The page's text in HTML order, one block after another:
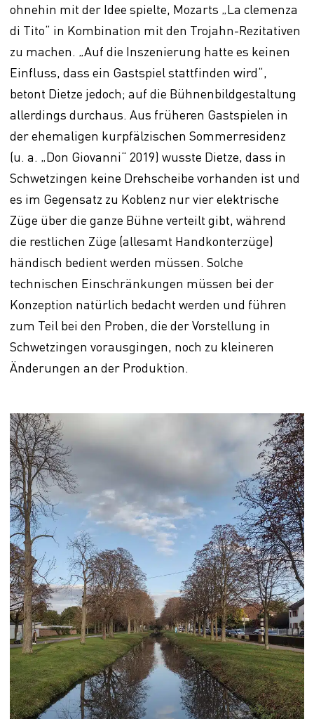
ohnehin mit der Idee spielte, Mozarts „La clemenza
di Tito“ in Kombination mit den Trojahn-Rezitativen
zu machen. „Auf die Inszenierung hatte es keinen
Einfluss, dass ein Gastspiel stattfinden wird“,
betont Dietze jedoch; auf die Bühnenbildgestaltung
allerdings durchaus. Aus früheren Gastspielen in
der ehemaligen kurpfälzischen Sommerresidenz
(u. a. „Don Giovanni“ 2019) wusste Dietze, dass in
Schwetzingen keine Drehscheibe vorhanden ist und
es im Gegensatz zu Koblenz nur vier elektrische
Züge über die ganze Bühne verteilt gibt, während
die restlichen Züge (allesamt Handkonterzüge)
händisch bedient werden müssen. Solche
technischen Einschränkungen müssen bei der
Konzeption natürlich bedacht werden und führen
zum Teil bei den Proben, die der Vorstellung in
Schwetzingen vorausgingen, noch zu kleineren
Änderungen an der Produktion.